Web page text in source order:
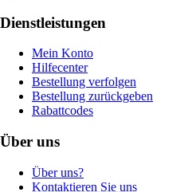
Dienstleistungen
Mein Konto
Hilfecenter
Bestellung verfolgen
Bestellung zurückgeben
Rabattcodes
Über uns
Über uns?
Kontaktieren Sie uns